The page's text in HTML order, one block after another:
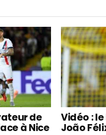
de
à Nice
Vidéo :
João